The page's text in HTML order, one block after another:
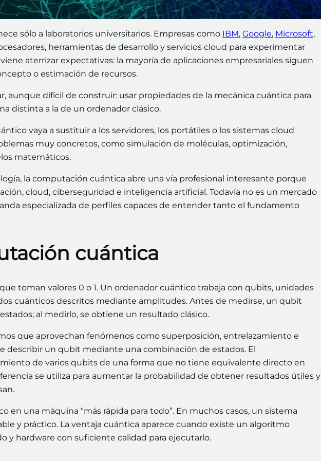
sólo a laboratorios universitarios. Empresas como IBM, Google, Microsoft,
herramientas de desarrollo y servicios cloud para experimentar
aterrizar expectativas: la mayoría de aplicaciones empresariales siguen
o estimación de recursos.
aunque difícil de construir: usar propiedades de la mecánica cuántica para
distinta a la de un ordenador clásico.
vaya a sustituir a los servidores, los portátiles o los sistemas cloud
muy concretos, como simulación de moléculas, optimización,
matemáticos.
la computación cuántica abre una vía profesional interesante porque
cloud, ciberseguridad e inteligencia artificial. Todavía no es un mercado
especializada de perfiles capaces de entender tanto el fundamento
cuántica
toman valores 0 o 1. Un ordenador cuántico trabaja con qubits, unidades
cuánticos descritos mediante amplitudes. Antes de medirse, un qubit
al medirlo, se obtiene un resultado clásico.
que aprovechan fenómenos como superposición, entrelazamiento e
describir un qubit mediante una combinación de estados. El
de varios qubits de una forma que no tiene equivalente directo en
se utiliza para aumentar la probabilidad de obtener resultados útiles y
en una máquina “más rápida para todo”. En muchos casos, un sistema
y práctico. La ventaja cuántica aparece cuando existe un algoritmo
y hardware con suficiente calidad para ejecutarlo.